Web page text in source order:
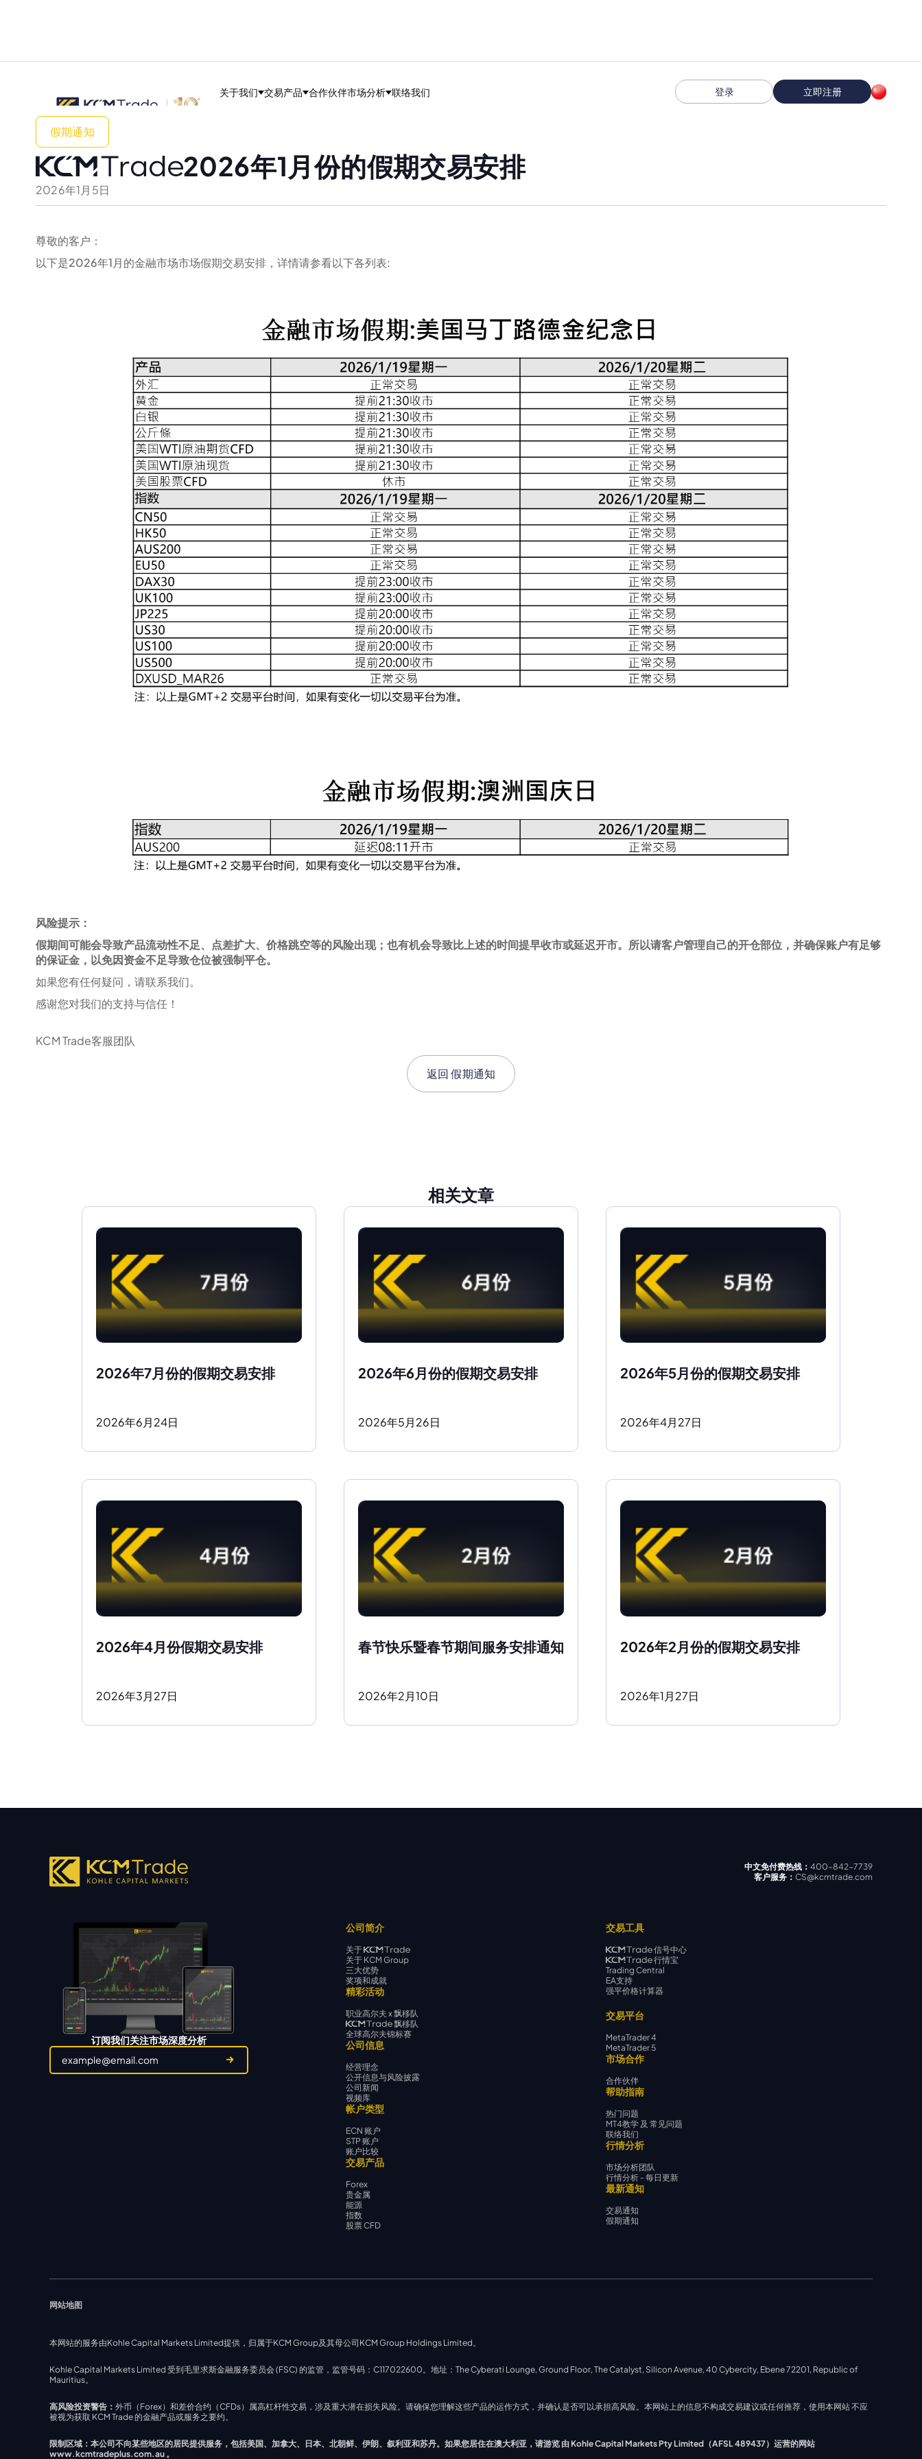
关于我们 交易产品 合作伙伴市场分析 联络我们 登录 立即注册
假期通知
2026年1月份的假期交易安排
2026年1月 5日
尊敬的客户：
以下是2026年1月的金融市场市场假期交易安排，详情请参看以下各列表:
风险提示：
假期间可能会导致产品流动性不足、点差扩大、价格跳空等的风险出现；也有机会导致比上述的时间提早收市或延迟开市。所以请客户管理自己的开仓部位，并确保账户有足够
的保证金，以免因资金不足导致仓位被强制平仓。
如果您有任何疑问，请联系我们。
感谢您对我们的支持与信任！
KCM Trade客服团队
返回假期通知
相关文章
2026年7月份的假期交易安排
2026年6月24日
2026年6月份的假期交易安排
2026年5月26日
2026年5月份的假期交易安排
2026年4月27日
2026年4月份假期交易安排
2026年3月27日
春节快乐暨春节期间服务安排通知
2026年2月10日
2026年2月份的假期交易安排
2026年1月27日
中文免付费热线： 400-842-7739
客户服务： CS@kcmtrade.com
订阅我们关注市场深度分析
公司简介
关于
关于 KCM Group
三大优势
奖项和成就
精彩活动
职业高尔夫 x 飘移队
飘移队
全球高尔夫锦标赛
公司信息
经营理念
公开信息与风险披露
公司新闻
视频库
帐户类型
ECN 账户
STP 账户
账户比较
交易产品
Forex
贵金属
能源
指数
股票 CFD
交易工具
信号中心
行情宝
Trading Central
EA支持
强平价格计算器
交易平台
MetaTrader 4
MetaTrader 5
市场合作
合作伙伴
帮助指南
热门问题
MT4教学 及 常见问题
联络我们
行情分析
市场分析团队
行情分析 - 每日更新
最新通知
交易通知
假期通知
网站地图
本网站的服务由Kohle Capital Markets Limited提供，归属于KCM Group及其母公司KCM Group Holdings Limited。
Kohle Capital Markets Limited 受到毛里求斯金融服务委员会 (FSC) 的监管，监管号码：C117022600。地址：The Cyberati Lounge, Ground Floor, The Catalyst, Silicon Avenue, 40 Cybercity, Ebene 72201, Republic of
Mauritius。
高风险投资警告： 外币（Forex）和差价合约（CFDs）属高杠杆性交易，涉及重大潜在损失风险。请确保您理解这些产品的运作方式，并确认是否可以承担高风险。本网站上的信息不构成交易建议或任何推荐，使用本网站 不应
被视为获取 KCM Trade 的金融产品或服务之要约。
限制区域：本公司不向某些地区的居民提供服务，包括美国、加拿大、日本、北朝鲜、伊朗、叙利亚和苏丹。如果您居住在澳大利亚，请游览 由 Kohle Capital Markets Pty Limited（AFSL 489437）运营的网站
www.kcmtradeplus.com.au 。